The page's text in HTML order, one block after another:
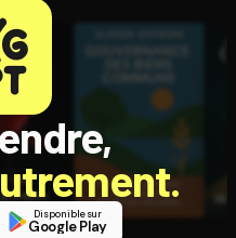
Disponible sur
Google Play